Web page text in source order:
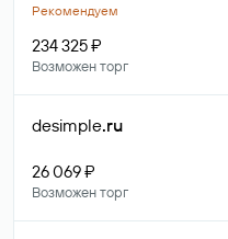
Рекомендуем
234 325 ₽
Возможен торг
desimple.ru
26 069 ₽
Возможен торг